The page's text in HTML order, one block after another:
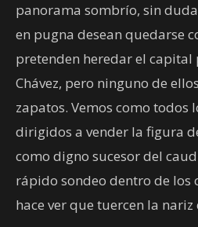
panorama sombrío, sin
en pugna desean quedarse
pretenden heredar el
Chávez, pero ninguno de
zapatos. Vemos como todos
dirigidos a vender la figura
como digno sucesor del
rápido sondeo dentro de los
hace ver que tuercen la